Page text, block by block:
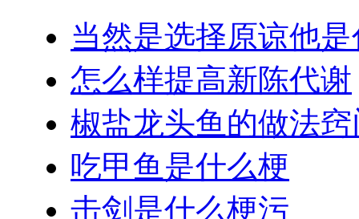
当然是选择原谅他
怎么样提高新陈代谢
椒盐龙头鱼的做法窍
吃甲鱼是什么梗
击剑是什么梗污